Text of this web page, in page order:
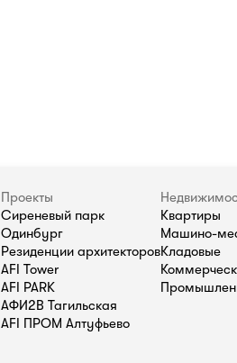
Проекты
Сиреневый парк
Одинбург
Резиденции архитекторов
AFI Tower
AFI PARK
АФИ2В Тагильская
AFI ПРОМ Алтуфьево
Квартиры
Машино-
Кладовые